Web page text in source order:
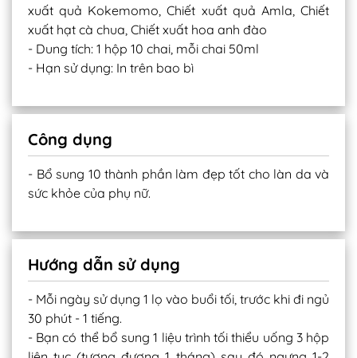
xuất quả Kokemomo, Chiết xuất quả Amla, Chiết
xuất hạt cà chua, Chiết xuất hoa anh đào
- Dung tích: 1 hộp 10 chai, mỗi chai 50ml
- Hạn sử dụng: In trên bao bì
Công dụng
- Bổ sung 10 thành phần làm đẹp tốt cho làn da và
sức khỏe của phụ nữ.
Hướng dẫn sử dụng
- Mỗi ngày sử dụng 1 lọ vào buổi tối, trước khi đi ngủ
30 phút - 1 tiếng.
- Bạn có thể bổ sung 1 liệu trình tối thiểu uống 3 hộp